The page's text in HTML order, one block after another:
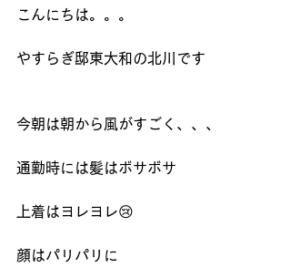
こんにちは。。。
やすらぎ邸東大和の北川です
今朝は朝から風がすごく、、、
通勤時には髪はボサボサ
上着はヨレヨレ😢
顔はパリパリに